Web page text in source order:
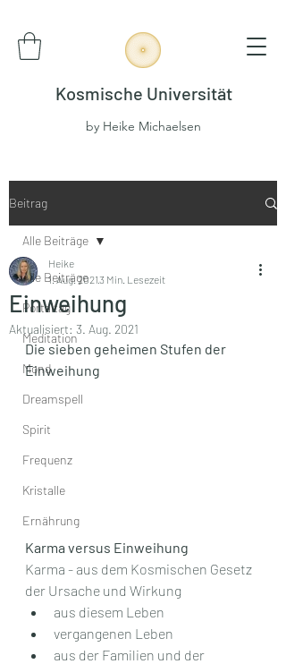
Kosmische Universität
by Heike Michaelsen
Beitrag
Alle Beiträge
Portaltag
Meditation
Mond
Dreamspell
Spirit
Frequenz
Kristalle
Ernährung
Alle Beiträge
Einweihung
Heike
1. Aug. 20213 Min. Lesezeit
Aktualisiert: 3. Aug. 2021
Die sieben geheimen Stufen der
Einweihung
Karma versus Einweihung
Karma - aus dem Kosmischen Gesetz
der Ursache und Wirkung
aus diesem Leben
vergangenen Leben
aus der Familien und der